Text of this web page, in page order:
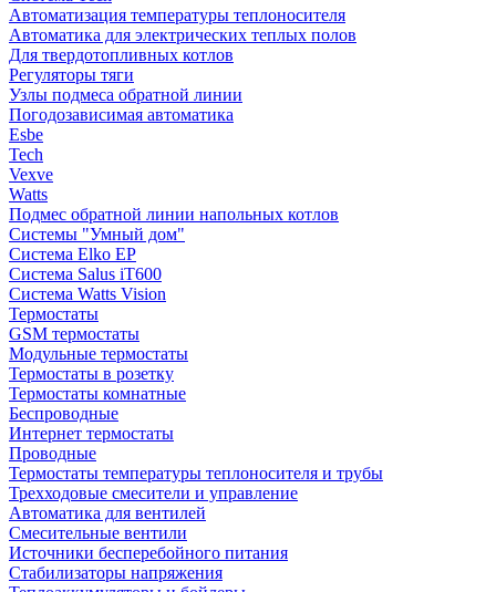
Автоматизация температуры теплоносителя
Автоматика для электрических теплых полов
Для твердотопливных котлов
Регуляторы тяги
Узлы подмеса обратной линии
Погодозависимая автоматика
Esbe
Tech
Vexve
Watts
Подмес обратной линии напольных котлов
Системы "Умный дом"
Система Elko EP
Система Salus iT600
Система Watts Vision
Термостаты
GSM термостаты
Модульные термостаты
Термостаты в розетку
Термостаты комнатные
Беспроводные
Интернет термостаты
Проводные
Термостаты температуры теплоносителя и трубы
Трехходовые смесители и управление
Автоматика для вентилей
Смесительные вентили
Источники бесперебойного питания
Стабилизаторы напряжения